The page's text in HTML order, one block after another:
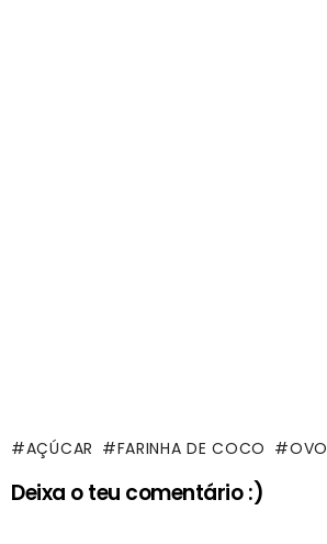
AÇÚCAR FARINHA DE COCO OVO
Deixa o teu comentário :)